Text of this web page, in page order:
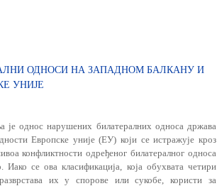
ОДНОСИ НА ЗАПАДНОМ БАЛКАНУ И
УНИЈЕ
је однос нарушених билатералних односа држава
Европске уније (ЕУ) који се истражује кроз
конфликтности одређеног билатералног односа
се ова класификација, која обухвата четири
их у спорове или сукобе, користи за